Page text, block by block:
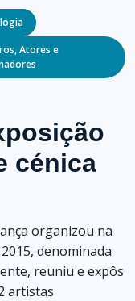
Atores e
cénica
organizou na
denominada
reuniu e expôs
artistas